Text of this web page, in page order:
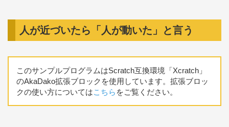
人が近づいたら「人が動いた」と言う
このサンプルプログラムはScratch互換環境「Xcratch」
のAkaDako拡張ブロックを使用しています。拡張ブロッ
クの使い方についてはこちら をご覧ください。